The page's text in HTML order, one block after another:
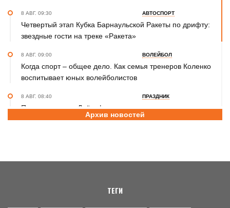
8 АВГ. 09:30 АВТОСПОРТ
Четвертый этап Кубка Барнаульской Ракеты по дрифту:
звездные гости на треке «Ракета»
8 АВГ. 09:00 ВОЛЕЙБОЛ
Когда спорт – общее дело. Как семья тренеров Коленко
воспитывает юных волейболистов
8 АВГ. 08:40 ПРАЗДНИК
Поздравление с Днём физкультурника от министра
спорта Алтайского края Михаила Панфилова
Александр Романенко поздравили жителей Алтайского
Архив новостей
ТЕГИ